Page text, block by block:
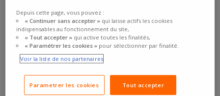
NOS QUAD HOMOLOGUÉ ROUTE
Depuis cette page, vous pouvez :
« Continuer sans accepter »qui laisse actifs les cookies
indispensables au fonctionnement du site,
« Tout accepter »qui active toutes les finalités,
« Paramétrer les cookies »pour sélectionner par finalité.
Voir la liste de nos partenaires
Parametrer les cookies Tout accepter